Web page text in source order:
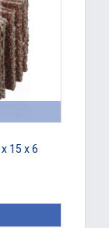
15 x 6